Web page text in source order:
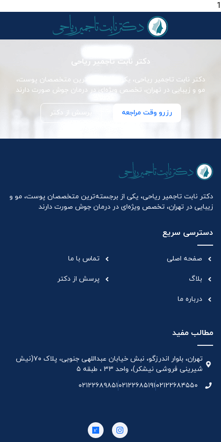
1
دکتر نابت تاجمیر ریاحی
دکتر نابت تاجمیر ریاحی، یکی از برجسته‌ترین متخصصان پوست،
مو و زیبایی در تهران، تخصص ویژه‌ای در درمان جوش صورت دارند
رزرو وقت مراجعه پرسش از دکتر
دکتر نابت تاجمیر ریاحی، یکی از برجسته‌ترین متخصصان پوست، مو و
زیبایی در تهران، تخصص ویژه‌ای در درمان جوش صورت دارند
دسترسی سریع
صفحه اصلی
بلاگ
درباره ما
تماس با ما
پرسش از دکتر
مطالب مفید
تهران، بلوار اندرزگو، نبش خیابان عبداللهی جنوبی، پلاک ۷۰(نیش
شیرینی فروشی نیشکر)، واحد ۳۳ ، طبقه ۵
۰۲۱۲۲۶۸۴۵۵۰۰۲۱۲۲۶۸۵۱۹۱۰۲۱۲۲۶۸۹۸۵۱